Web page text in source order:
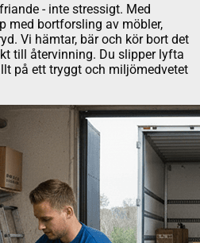
- inte stressigt. Med
med bortforsling av möbler,
Vi hämtar, bär och kör bort det
till återvinning. Du slipper lyfta
på ett tryggt och miljömedvetet